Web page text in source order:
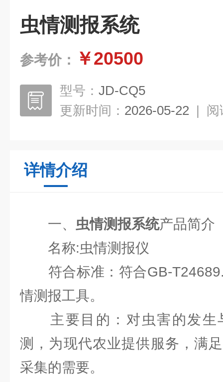
虫情测报系统
参考价： ￥20500
型号： JD-CQ5
更新时间： 2026-05-22 | 阅
详情介绍
一、 虫情测报系统产品简介
名称:虫情测报仪
符合标准：符合GB-
情测报工具。
主要目的：对虫害的发生
测，为现代农业提供服务，满
采集的需要。